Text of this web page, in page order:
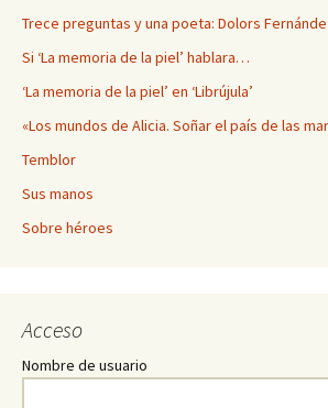
Trece preguntas y una poeta: Dolors
Si ‘La memoria de la piel’ hablara…
‘La memoria de la piel’ en ‘Librújula’
«Los mundos de Alicia. Soñar el país de las
Temblor
Sus manos
Sobre héroes
Acceso
Nombre de usuario